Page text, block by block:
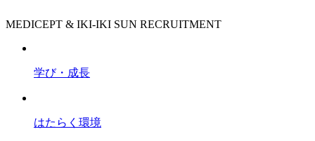
MEDICEPT & IKI-IKI SUN RECRUITMENT
学び・成長
はたらく環境